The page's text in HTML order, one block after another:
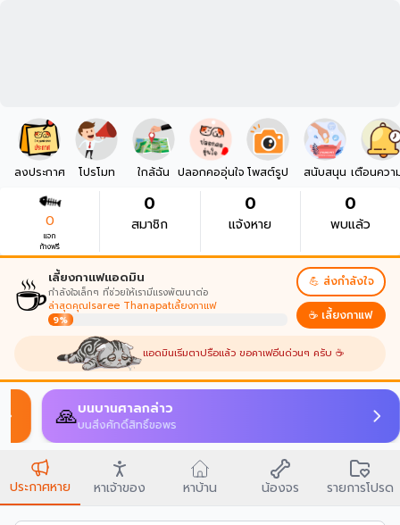
ลงประกาศ โปรโมท ใกล้ฉัน ปลอกคออุ่นใจ โพสต์รูป สนับสนุน เตือนควา
0
แจก
ก้างฟรี
0
สมาชิก
0
แจ้งหาย
0
พบแล้ว
☕เลี้ยงกาแฟแอดมิน
กำลังใจเล็กๆ ที่ช่วยให้เรามีแรงพัฒนาต่อ
ล่าสุดคุณIsaree Thanapatเลี้ยงกาแฟ
9%
💪 ส่งกำลังใจ
☕ เลี้ยงกาแฟ
แอดมินเริ่มตาปรือแล้ว ขอคาเฟอีนด่วนๆ ครับ ☕
AI Match
เปรียบเทียบประกาศที่อาจเป็นสัตว์ตัวเดียวกัน
ประกาศหาย หาเจ้าของ หาบ้าน น้องจร รายการโปรด